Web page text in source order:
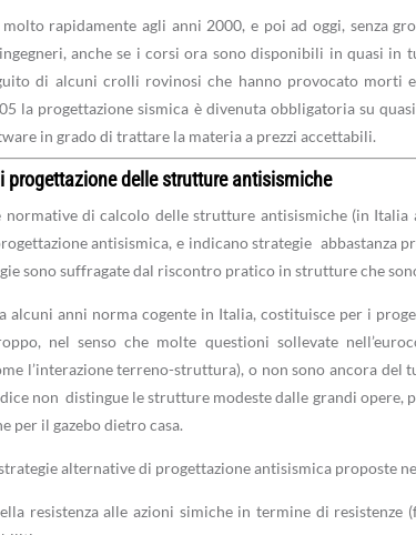
rapidamente agli anni 2000, e poi ad oggi, senza
anche se i corsi ora sono disponibili in quasi in
di alcuni crolli rovinosi che hanno provocato morti
la progettazione sismica è divenuta obbligatoria su
in grado di trattare la materia a prezzi accettabili.
progettazione delle strutture antisismiche
normative di calcolo delle strutture antisismiche (in
antisismica, e indicano strategie abbastanza
sono suffragate dal riscontro pratico in strutture che
alcuni anni norma cogente in Italia, costituisce per i
nel senso che molte questioni sollevate
l’interazione terreno-struttura), o non sono ancora del
non distingue le strutture modeste dalle grandi
per il gazebo dietro casa.
alternative di progettazione antisismica proposte
resistenza alle azioni simiche in termine di